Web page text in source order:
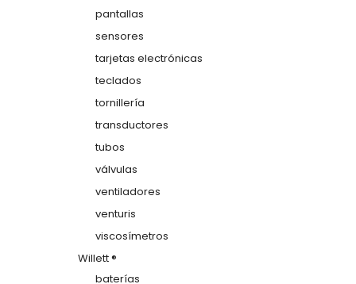
pantallas
sensores
tarjetas electrónicas
teclados
tornillería
transductores
tubos
válvulas
ventiladores
venturis
viscosímetros
Willett ®
baterías